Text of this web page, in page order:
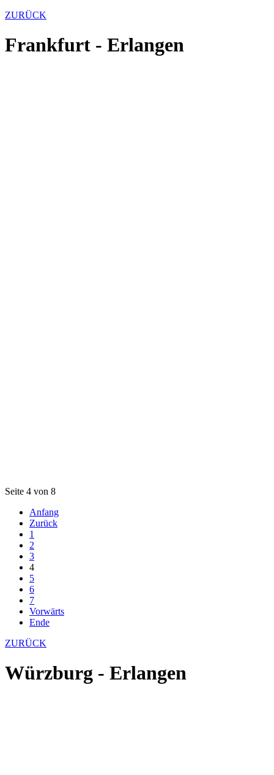
ZURÜCK
Frankfurt - Erlangen
Seite 4 von 8
Anfang
Zurück
1
2
3
4
5
6
7
Vorwärts
Ende
ZURÜCK
Würzburg - Erlangen